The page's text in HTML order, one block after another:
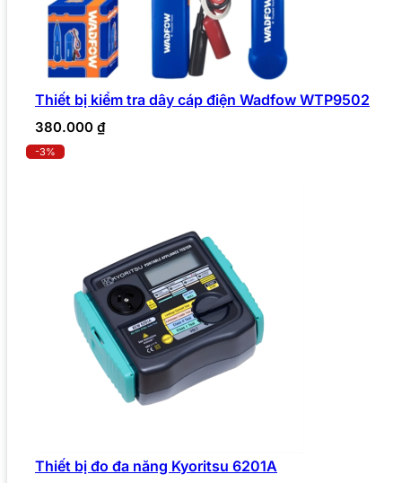
Thiết bị kiểm tra dây cáp điện Wadfow WTP9502
380.000 ₫
-3%
Thiết bị đo đa năng Kyoritsu 6201A